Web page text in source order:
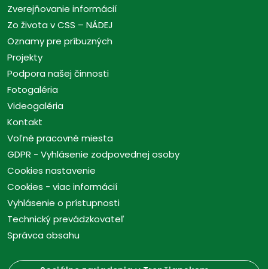
Zverejňovanie informácií
Zo života v CSS – NÁDEJ
Oznamy pre príbuzných
Projekty
Podpora našej činnosti
Fotogaléria
Videogaléria
Kontakt
Voľné pracovné miesta
GDPR - Vyhlásenie zodpovednej osoby
Cookies nastavenie
Cookies - viac informácií
Vyhlásenie o prístupnosti
Technický prevádzkovateľ
Správca obsahu